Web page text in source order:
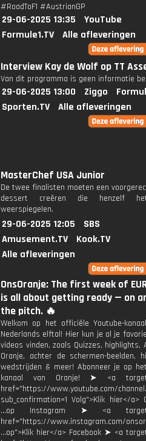
#RoadToF1 #AustrianGP
29-06-2025 13:35
YouTube
Formule1.TV
Alle afleveringen
Interview Kay de Wolf op TT
Van dit programma is geen informatie
29-06-2025 13:00 Ziggo
Sporten.TV
Alle afleveringen
MasterChef USA Junior
De twee finalisten moeten een
dessert creëren die henzelf
weerspiegelen.
29-06-2025 12:05
SBS
Amusement.TV
Kook.TV
Alle afleveringen
OnsOranje: The first week of
is all about getting ready — on
the pitch. 🔥
Welkom op het officiële Youtube-
Nederlands elftal! Hier kun je al je
videos vinden, zoals Quizzes, highlights,
Oranje, achter de schermen-beelden,
wedstrijden & meer! Abonneer je op
kanaal van Oranje! ➤ <a
href="https://www.youtube.com/channel/
sub_confirmation=1 Volg">Klik hier</a>
...op Instagram ➤ <a
href="https://www.instagram.com/
...op">Klik hier</a> Facebook ➤ <a